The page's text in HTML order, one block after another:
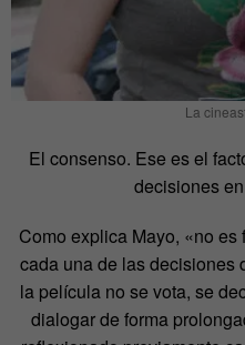
La
El consenso. Ese es el
decisiones en
Como explica Mayo, «no es
cada una de las decisiones
la película no se vota, se
dialogar de forma